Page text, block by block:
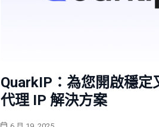
QuarkIP：為您開啟穩定
代理 IP 解決方案